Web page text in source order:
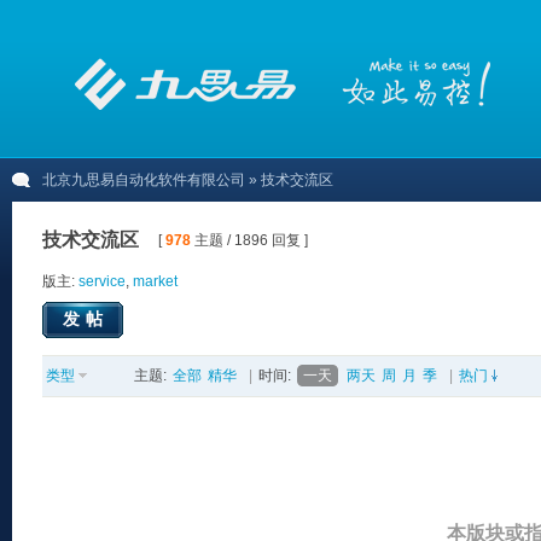
北京九思易自动化软件有限公司 » 技术交流区
技术交流区 [978 主题 / 1896 回复 ]
版主: service, market
发帖
类型 主题: 全部 精华 时间: 一天 两天 周 月 季 热门
本版块或